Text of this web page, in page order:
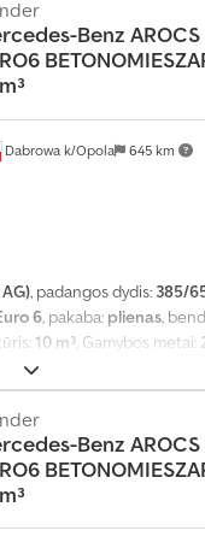
S
e
l
i
ą
Dabrowa k/Opola 645 km
Benz
, padangos dydis: 385/
6 , pakaba: plienas ,
10 m³ , Gamybos metai:
elektriškai
Benz